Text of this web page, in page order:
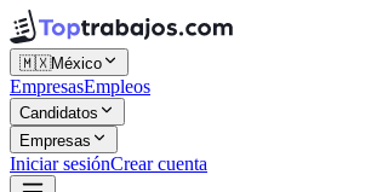
🇲🇽México
EmpresasEmpleos
Candidatos
Empresas
Iniciar sesiónCrear cuenta